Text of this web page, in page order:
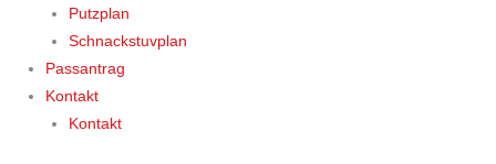
Putzplan
Schnackstuvplan
Passantrag
Kontakt
Kontakt